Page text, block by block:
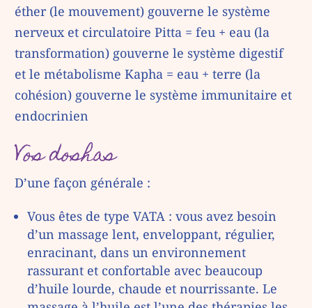
éther (le mouvement) gouverne le système
nerveux et circulatoire Pitta = feu + eau (la
transformation) gouverne le système digestif
et le métabolisme Kapha = eau + terre (la
cohésion) gouverne le système immunitaire et
endocrinien
Vos doshas
D’une façon générale :
Vous êtes de type VATA : vous avez besoin
d’un massage lent, enveloppant, régulier,
enracinant, dans un environnement
rassurant et confortable avec beaucoup
d’huile lourde, chaude et nourrissante. Le